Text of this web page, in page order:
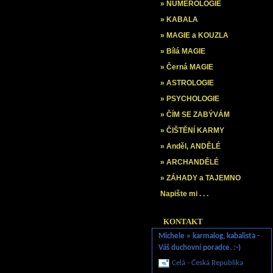
» NUMEROLOGIE
» KABALA
» MAGIE a KOUZLA
» Bílá MAGIE
» Černá MAGIE
» ASTROLOGIE
» PSYCHOLOGIE
» ČÍM SE ZABÝVÁM
» ČIŠTĚNÍ KARMY
» Anděl, ANDĚLÉ
» ARCHANDĚLÉ
» ZÁHADY a TAJEMNO
Napište mi . . .
KONTAKT
Michele » karmalog, kabalista -
Váš duchovní poradce. :-)
Celá - Česká Republika